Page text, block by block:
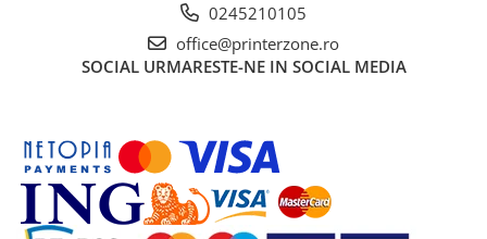
DAS (Direct Attached Storage)
SD Card-uri
Tablete
Tablete inteligente
0245210105
office@printerzone.ro
SOCIAL URMARESTE-NE IN SOCIAL MEDIA